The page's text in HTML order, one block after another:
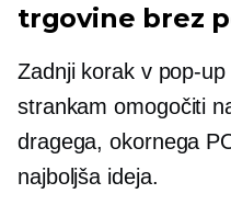
trgovine brez
Zadnji korak v pop-up
strankam omogočiti
dragega, okornega
najboljša ideja.